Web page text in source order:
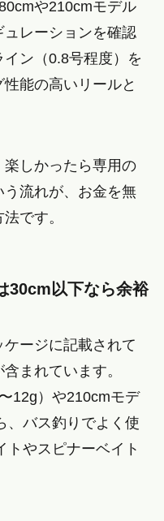
や210cmモデル
レーションを確認
ン（0.8号程度）を
能の高いリールと
楽しかったら専用の
う流れが、お金を無
です。
30cm以下なら余裕
ージに記載されて
まれています。
12g）や210cmモデ
、バス釣りでよく使
トやスピナーベイト